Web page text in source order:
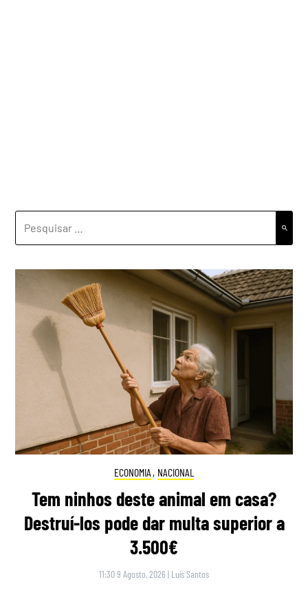
POR:
ECONOMIA , NACIONAL
Tem ninhos deste animal em casa?
Destruí-los pode dar multa superior a
3.500€
11:30 9 Agosto, 2026 | Luís Santos